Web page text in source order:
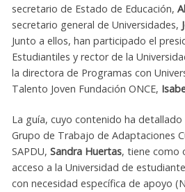
secretario de Estado de Educación,
secretario general de Universidades,
Junto a ellos, han participado el
Estudiantiles y rector de la
la directora de Programas con
Talento Joven Fundación ONCE,
La guía, cuyo contenido ha
Grupo de Trabajo de Adaptaciones
SAPDU,Sandra Huertas, tiene como
acceso a la Universidad de
con necesidad específica de apoyo